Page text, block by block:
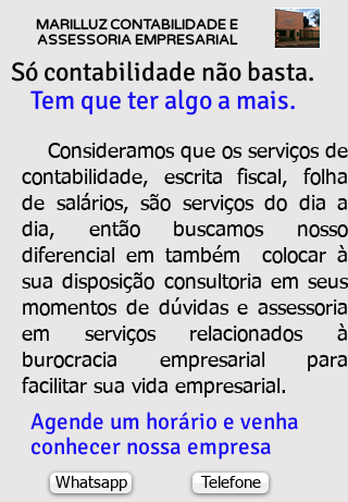
MARILLUZ CONTABILIDADE E
ASSESSORIA EMPRESARIAL
Só contabilidade não basta.
Tem que ter algo a mais.
Consideramos que os serviços de
contabilidade, escrita fiscal, folha
de salários, são serviços do dia a
dia, então buscamos nosso
diferencial em também colocar à
sua disposição consultoria em seus
momentos de dúvidas e assessoria
em serviços relacionados à
burocracia empresarial para
facilitar sua vida empresarial.
Agende um horário e venha
conhecer nossa empresa
Whatsapp Telefone